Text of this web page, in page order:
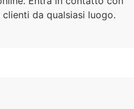
da qualsiasi luogo.